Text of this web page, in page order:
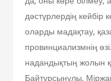
дәстүрлердің кейбір
оларды мадақтау,
провинциализмнің
надандықтың жолын
Байтұрсынұлы,